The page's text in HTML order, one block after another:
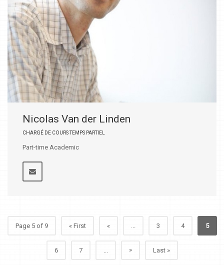
Nicolas Van der Linden
CHARGÉ DE COURS TEMPS PARTIEL
Part-time Academic
Page 5 of 9 « First « ... 3 4 5
6 7 ... » Last »